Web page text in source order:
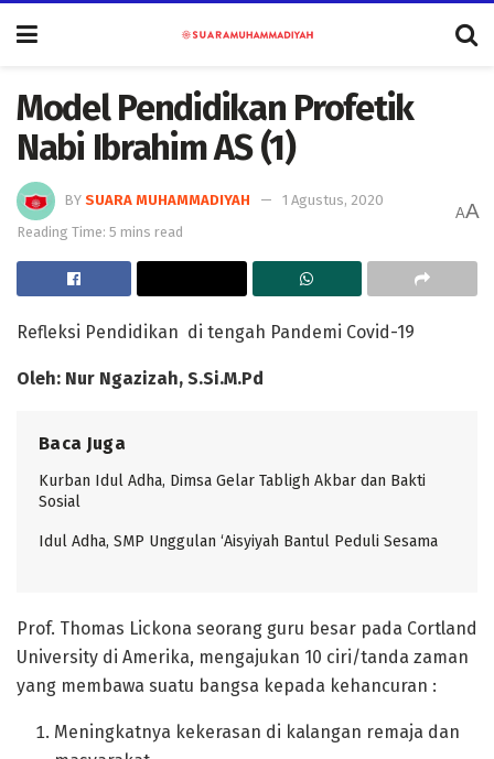
Model Pendidikan Profetik
Nabi Ibrahim AS (1)
BY SUARA MUHAMMADIYAH
1 Agustus, 2020
Reading Time: 5 mins read
AA
Refleksi Pendidikan di tengah Pandemi Covid-19
Oleh: Nur Ngazizah, S.Si.M.Pd
Baca Juga
Kurban Idul Adha, Dimsa Gelar Tabligh Akbar dan Bakti
Sosial
Idul Adha, SMP Unggulan ‘Aisyiyah Bantul Peduli Sesama
Prof. Thomas Lickona seorang guru besar pada Cortland
University di Amerika, mengajukan 10 ciri/tanda zaman
yang membawa suatu bangsa kepada kehancuran :
Meningkatnya kekerasan di kalangan remaja dan